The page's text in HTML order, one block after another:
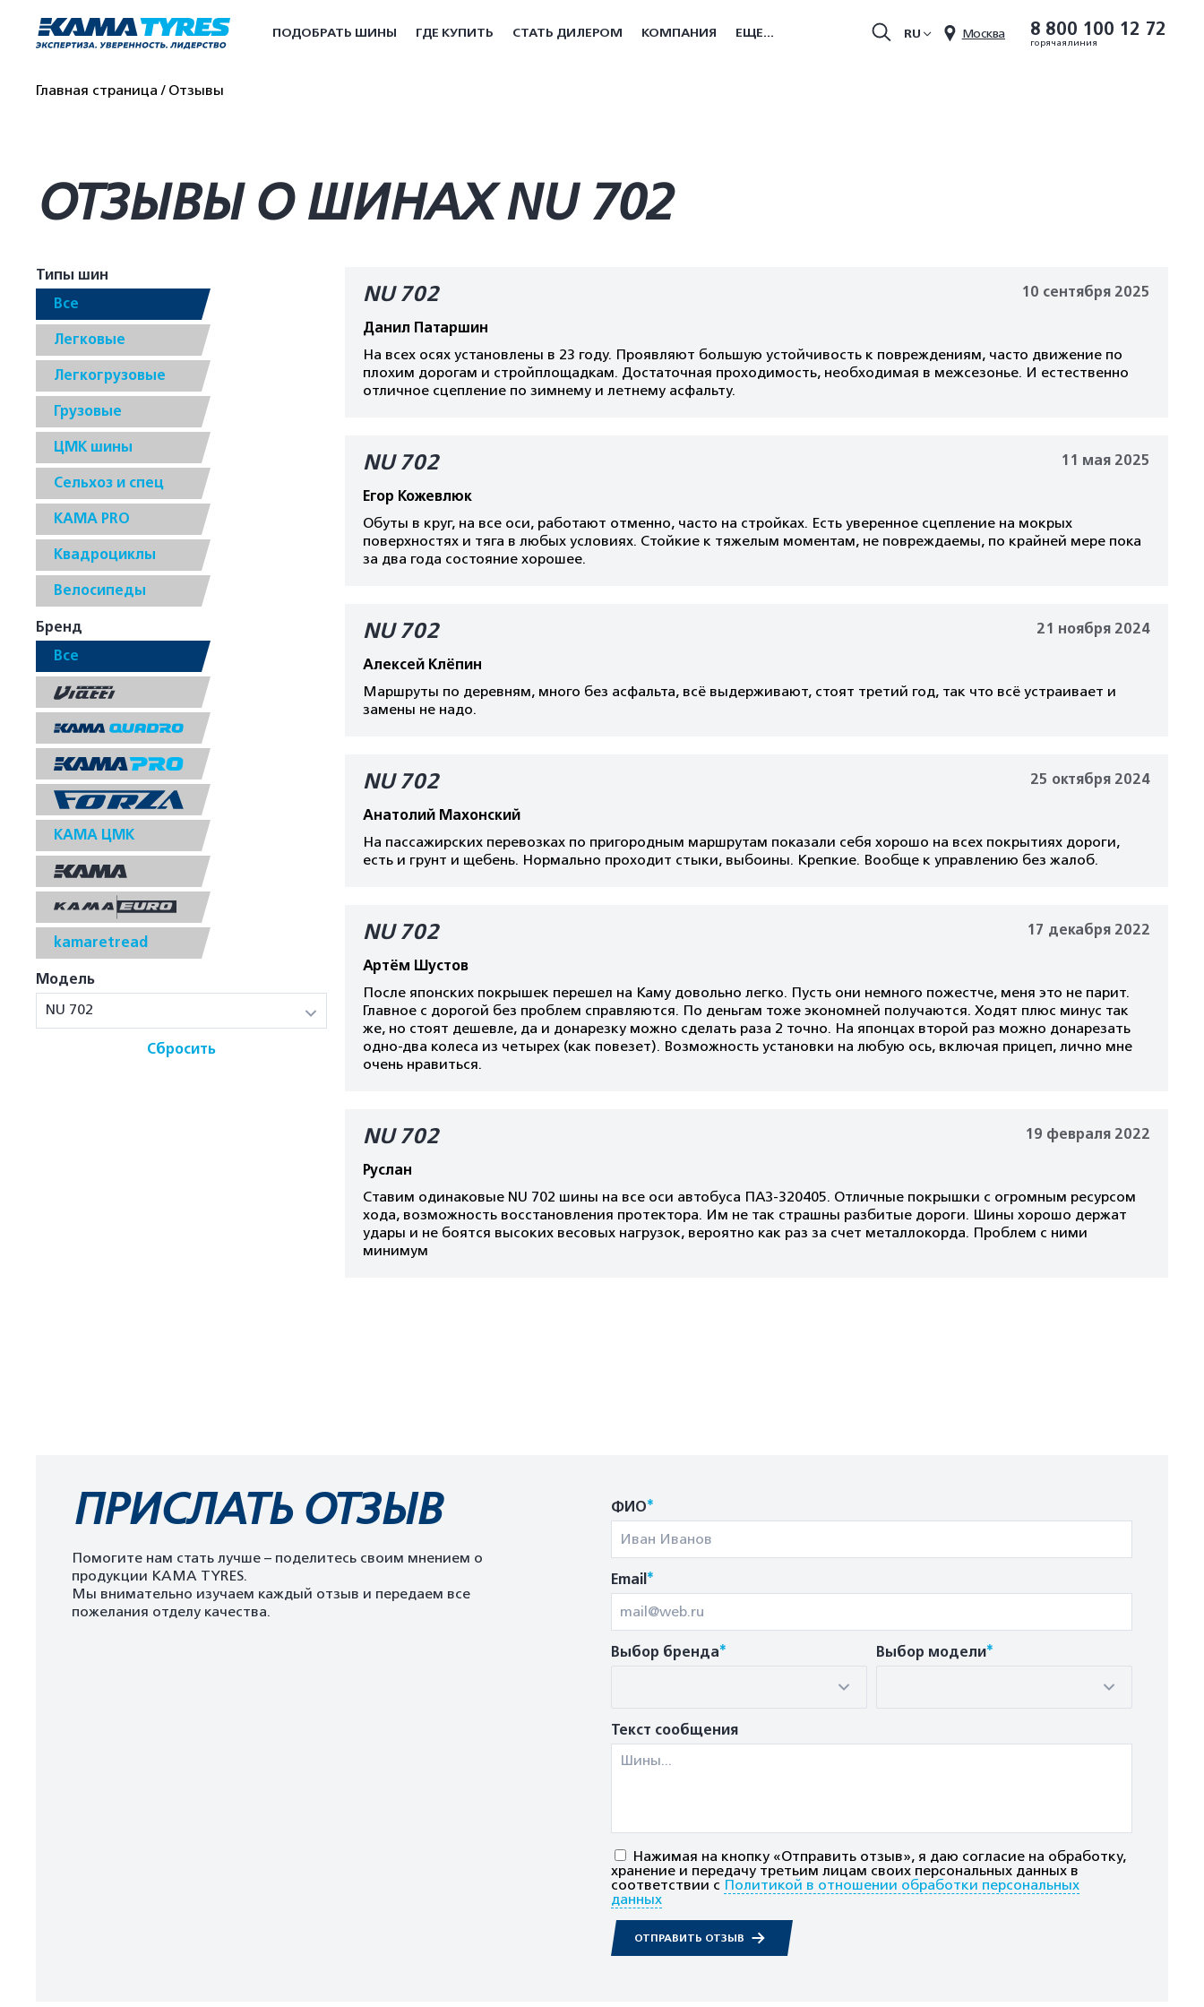
8 800 100 12 72
горячая линия
Москва
RU
ПОДОБРАТЬ ШИНЫ ГДЕ КУПИТЬ СТАТЬ ДИЛЕРОМ КОМПАНИЯ ЕЩЕ...
Главная страница Отзывы
ОТЗЫВЫ О ШИНАХ NU 702
Типы шин
Все
Легковые
Легкогрузовые
Грузовые
ЦМК шины
Сельхоз и спец
КАМА PRO
Квадроциклы
Велосипеды
Бренд
Все
КАМА ЦМК
kamaretread
Модель
NU 702
Сбросить
NU 702
Данил Патаршин
10 сентября 2025
На всех осях установлены в 23 году. Проявляют большую устойчивость к повреждениям, часто движение по
плохим дорогам и стройплощадкам. Достаточная проходимость, необходимая в межсезонье. И естественно
отличное сцепление по зимнему и летнему асфальту.
NU 702
Егор Кожевлюк
11 мая 2025
Обуты в круг, на все оси, работают отменно, часто на стройках. Есть уверенное сцепление на мокрых
поверхностях и тяга в любых условиях. Стойкие к тяжелым моментам, не повреждаемы, по крайней мере пока
за два года состояние хорошее.
NU 702
Алексей Клёпин
21 ноября 2024
Маршруты по деревням, много без асфальта, всё выдерживают, стоят третий год, так что всё устраивает и
замены не надо.
NU 702
Анатолий Махонский
25 октября 2024
На пассажирских перевозках по пригородным маршрутам показали себя хорошо на всех покрытиях дороги,
есть и грунт и щебень. Нормально проходит стыки, выбоины. Крепкие. Вообще к управлению без жалоб.
NU 702
Артём Шустов
17 декабря 2022
После японских покрышек перешел на Каму довольно легко. Пусть они немного пожестче, меня это не парит.
Главное с дорогой без проблем справляются. По деньгам тоже экономней получаются. Ходят плюс минус так
же, но стоят дешевле, да и донарезку можно сделать раза 2 точно. На японцах второй раз можно донарезать
одно-два колеса из четырех (как повезет). Возможность установки на любую ось, включая прицеп, лично мне
очень нравиться.
NU 702
Руслан
19 февраля 2022
Ставим одинаковые NU 702 шины на все оси автобуса ПАЗ-320405. Отличные покрышки с огромным ресурсом
хода, возможность восстановления протектора. Им не так страшны разбитые дороги. Шины хорошо держат
удары и не боятся высоких весовых нагрузок, вероятно как раз за счет металлокорда. Проблем с ними
минимум
ПРИСЛАТЬ ОТЗЫВ
Помогите нам стать лучше – поделитесь своим мнением о
продукции KAMA TYRES.
Мы внимательно изучаем каждый отзыв и передаем все
пожелания отделу качества.
ФИО*
Email*
Выбор бренда* Выбор модели*
Текст сообщения
Нажимая на кнопку «Отправить отзыв», я даю согласие на обработку,
хранение и передачу третьим лицам своих персональных данных в
соответствии с Политикой в отношении обработки персональных
данных
ОТПРАВИТЬ ОТЗЫВ